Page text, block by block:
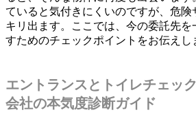
ていると気付きにくいのですが、危険
キリ出ます。ここでは、今の委託先
すためのチェックポイントをお伝えし
エントランスとトイレチェッ
会社の本気度診断ガイド